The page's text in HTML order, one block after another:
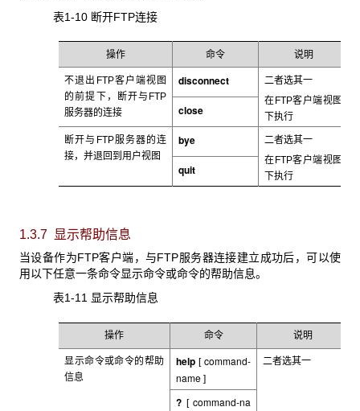
表1-10 断开FTP连接
操作 命令 说明
不退出FTP客户端视图
的前提下，断开与FTP
服务器的连接
disconnect
二者选其一
在FTP客户端视图
下执行
close
断开与FTP服务器的连
接，并退回到用户视图
bye
二者选其一
在FTP客户端视图
下执行
quit
1.3.7 显示帮助信息
当设备作为FTP客户端，与FTP服务器连接建立成功后，可以使
用以下任意一条命令显示命令或命令的帮助信息。
表1-11 显示帮助信息
操作 命令 说明
显示命令或命令的帮助
信息
help [ command-
name ]
二者选其一
? [ command-na